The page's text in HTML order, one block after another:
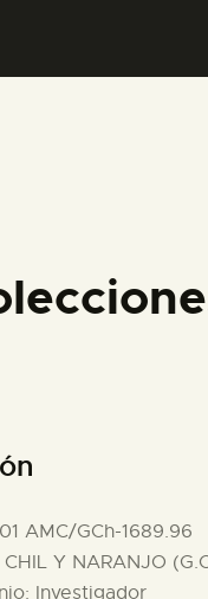
AMC/GCh-1689.96
CHIL Y NARANJO
Investigador